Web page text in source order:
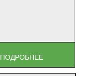
ПОДРОБНЕЕ